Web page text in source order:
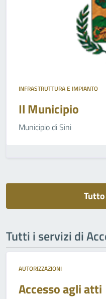
INFRASTRUTTURA E IMPIANTO
Il Municipio
Municipio di Sini
Tutti i servizi di
AUTORIZZAZIONI
Accesso agli atti